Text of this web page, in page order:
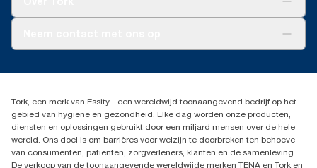
Productklacht
Dispenserklacht
030 - 698 46 66
Essity Netherlands B.V.
Arnhemse Bovenweg 120
3708 AH ZEIST
Nederland
Tork, een merk van Essity - een wereldwijd toonaangevend bedrijf op het
gebied van hygiëne en gezondheid. Elke dag worden onze producten,
diensten en oplossingen gebruikt door een miljard mensen over de hele
wereld. Ons doel is om barrières voor welzijn te doorbreken ten behoeve
van consumenten, patiënten, zorgverleners, klanten en de samenleving.
De verkoop van de toonaangevende wereldwijde merken TENA en Tork en